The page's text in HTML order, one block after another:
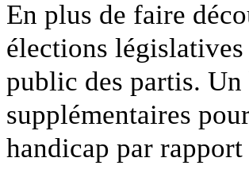
En plus de faire
élections
public des partis.
supplémentaires
handicap par